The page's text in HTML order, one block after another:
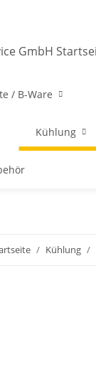
/ B-Ware
Kühlung
Kühlung